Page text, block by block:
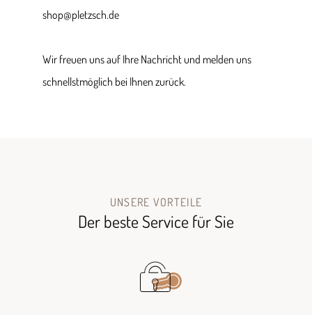
shop@pletzsch.de
Wir freuen uns auf Ihre Nachricht und melden uns
schnellstmöglich bei Ihnen zurück.
UNSERE VORTEILE
Der beste Service für Sie